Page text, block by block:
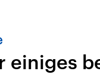
Nahostkonflikt
Aktuelle Lage
einiges